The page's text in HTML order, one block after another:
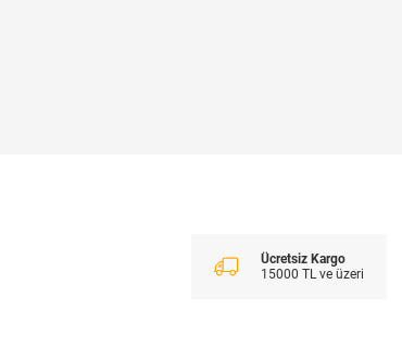
Ücretsiz Kargo
15000 TL ve üzeri